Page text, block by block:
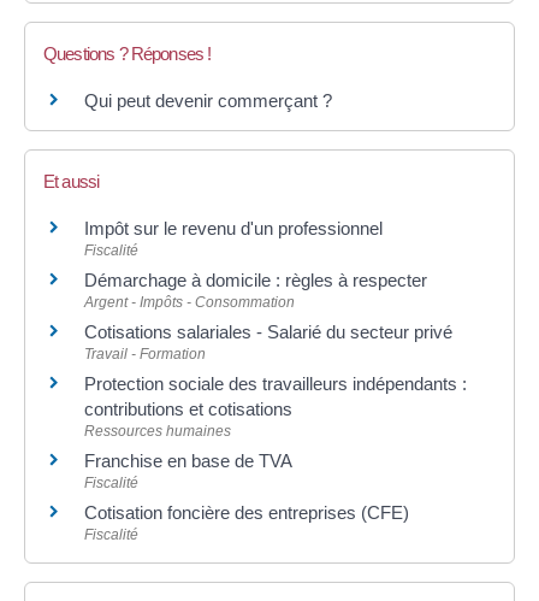
Questions ? Réponses !
Qui peut devenir commerçant ?
Et aussi
Impôt sur le revenu d'un professionnel
Fiscalité
Démarchage à domicile : règles à respecter
Argent - Impôts - Consommation
Cotisations salariales - Salarié du secteur privé
Travail - Formation
Protection sociale des travailleurs indépendants :
contributions et cotisations
Ressources humaines
Franchise en base de TVA
Fiscalité
Cotisation foncière des entreprises (CFE)
Fiscalité